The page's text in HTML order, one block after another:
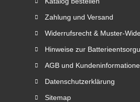
Zahlung und Versand
Widerrufsrecht & Muster-
Hinweise zur
AGB und
Datenschutzerklärung
Sitemap